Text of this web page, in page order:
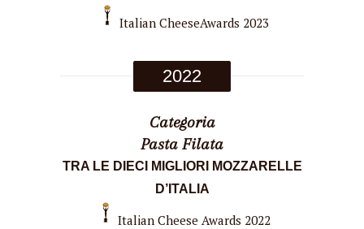
Italian CheeseAwards 2023
2022
Categoria
Pasta Filata
TRA LE DIECI MIGLIORI MOZZARELLE
D’ITALIA
Italian Cheese Awards 2022